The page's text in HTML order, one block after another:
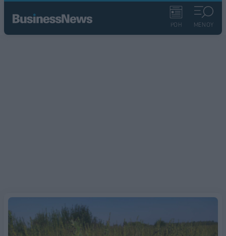
ΡΟΗ ΜΕΝΟΥ